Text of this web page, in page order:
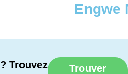
Engwe
Trouvez
Trouver